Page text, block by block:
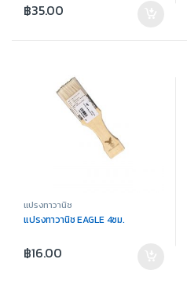
฿35.00
แปรงทาวานิช
แปรงทาวานิช EAGLE 4ซม.
฿16.00